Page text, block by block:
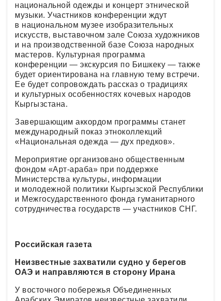
национальной одежды и концерт этнической
музыки. Участников конференции ждут
в национальном музее изобразительных
искусств, выставочном зале Союза художников
и на производственной базе Союза народных
мастеров. Культурная программа
конференции — экскурсия по Бишкеку — также
будет ориентирована на главную тему встречи.
Ее будет сопровождать рассказ о традициях
и культурных особенностях кочевых народов
Кыргызстана.
Завершающим аккордом программы станет
международный показ этноколлекций
«Национальная одежда — дух предков».
Мероприятие организовано общественным
фондом «Арт-араба» при поддержке
Министерства культуры, информации
и молодежной политики Кыргызской Республики
и Межгосударственного фонда гуманитарного
сотрудничества государств — участников СНГ.
Российская газета
Неизвестные захватили судно у берегов
ОАЭ и направляются в сторону Ирана
У восточного побережья Объединенных